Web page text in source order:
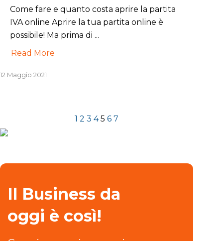
Come fare e quanto costa aprire la partita
IVA online Aprire la tua partita online è
possibile! Ma prima di ...
Read More
12 Maggio 2021
1 2 3 4 5 6 7
Il Business da
oggi è così!